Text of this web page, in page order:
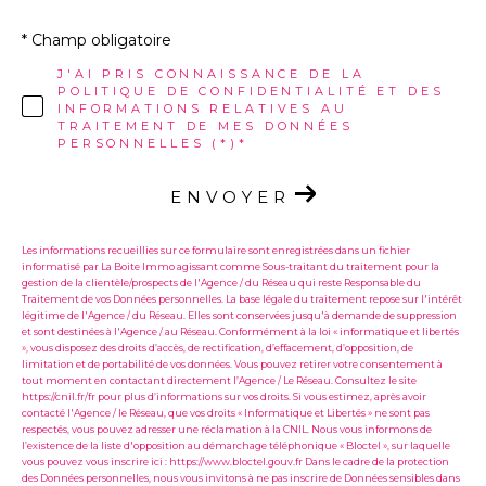
J'AI PRIS CONNAISSANCE DE LA
POLITIQUE DE CONFIDENTIALITÉ ET DES
INFORMATIONS RELATIVES AU
TRAITEMENT DE MES DONNÉES
PERSONNELLES (*)*
* Champ obligatoire
ENVOYER
Les informations recueillies sur ce formulaire sont enregistrées dans un fichier
informatisé par La Boite Immo agissant comme Sous-traitant du traitement pour la
gestion de la clientèle/prospects de l'Agence / du Réseau qui reste Responsable du
Traitement de vos Données personnelles. La base légale du traitement repose sur l'intérêt
légitime de l'Agence / du Réseau. Elles sont conservées jusqu'à demande de suppression
et sont destinées à l'Agence / au Réseau. Conformément à la loi « informatique et libertés
», vous disposez des droits d’accès, de rectification, d’effacement, d’opposition, de
limitation et de portabilité de vos données. Vous pouvez retirer votre consentement à
tout moment en contactant directement l’Agence / Le Réseau. Consultez le site
https://cnil.fr/fr pour plus d’informations sur vos droits. Si vous estimez, après avoir
contacté l'Agence / le Réseau, que vos droits « Informatique et Libertés » ne sont pas
respectés, vous pouvez adresser une réclamation à la CNIL. Nous vous informons de
l’existence de la liste d'opposition au démarchage téléphonique « Bloctel », sur laquelle
vous pouvez vous inscrire ici : https://www.bloctel.gouv.fr Dans le cadre de la protection
des Données personnelles, nous vous invitons à ne pas inscrire de Données sensibles dans